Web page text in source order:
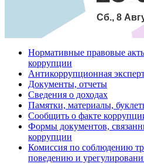
Сб., 8
Нормативные правовые
коррупции
Антикоррупционная
Документы, отчеты
Сведения о доходах
Памятки, материалы,
Сообщить о факте
Формы документов,
коррупции
Комиссия по соблюдению
поведению и